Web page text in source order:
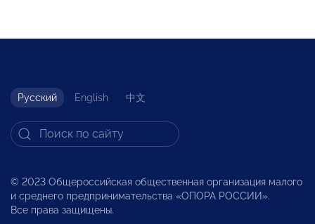
Русский English 中文
© 2023 Общероссийская общественная организация малого
и среднего предпринимательства «ОПОРА РОССИИ».
Все права защищены.